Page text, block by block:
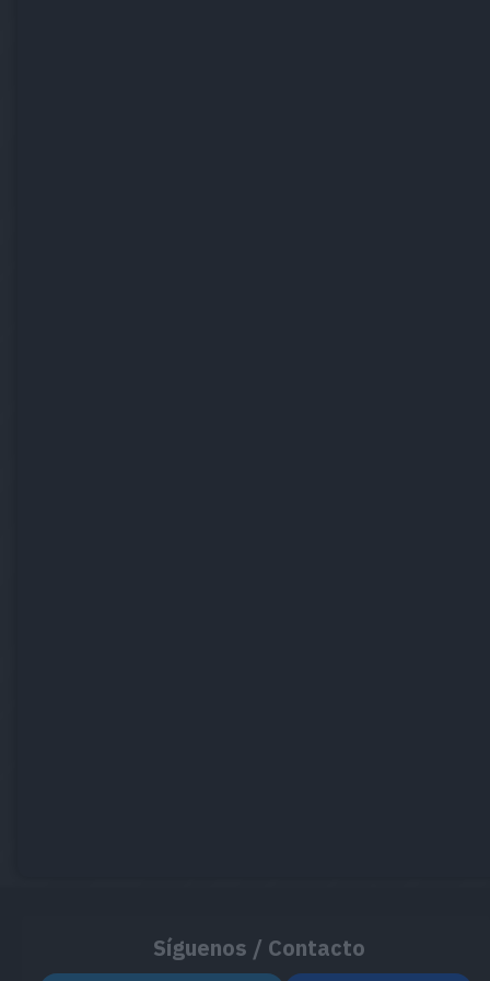
Síguenos / Contacto